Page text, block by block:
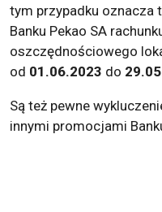
tym przypadku oznacza
Banku Pekao SA
oszczędnościowego
od 01.06.2023 do
Są też pewne
innymi promocjami